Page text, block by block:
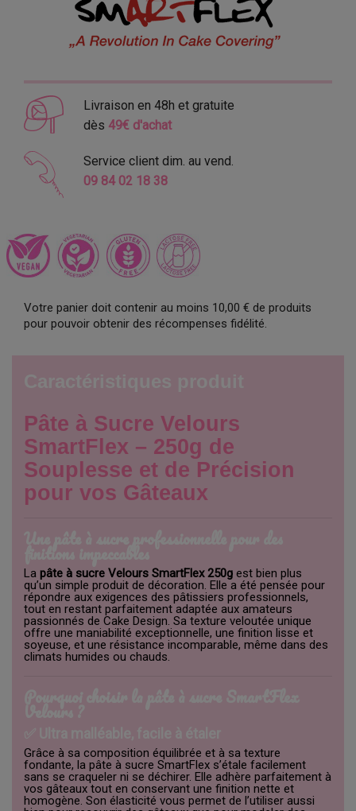
Livraison en 48h et gratuite
dès 49€ d'achat
Service client dim. au vend.
09 84 02 18 38
Votre panier doit contenir au moins 10,00 € de produits
pour pouvoir obtenir des récompenses fidélité.
Pâte à Sucre Velours
SmartFlex – 250g de
Souplesse et de Précision
pour vos Gâteaux
La pâte à sucre Velours SmartFlex 250g est bien plus
qu’un simple produit de décoration. Elle a été pensée pour
répondre aux exigences des pâtissiers professionnels,
tout en restant parfaitement adaptée aux amateurs
passionnés de Cake Design. Sa texture veloutée unique
offre une maniabilité exceptionnelle, une finition lisse et
soyeuse, et une résistance incomparable, même dans des
climats humides ou chauds.
Grâce à sa composition équilibrée et à sa texture
fondante, la pâte à sucre SmartFlex s’étale facilement
sans se craqueler ni se déchirer. Elle adhère parfaitement à
vos gâteaux tout en conservant une finition nette et
homogène. Son élasticité vous permet de l’utiliser aussi